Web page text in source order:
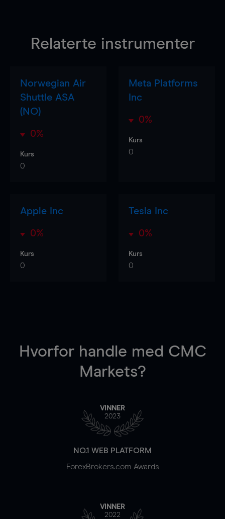
Relaterte instrumenter
Norwegian Air
Shuttle ASA
(NO)
0%
Kurs
0
Meta Platforms
Inc
0%
Kurs
0
Apple Inc
0%
Kurs
0
Tesla Inc
0%
Kurs
0
Hvorfor handle med CMC
Markets?
VINNER
2023
NO.1 WEB PLATFORM
ForexBrokers.com Awards
VINNER
2022